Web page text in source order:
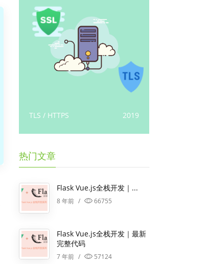
TLS / HTTPS 2019
热门文章
Flask Vue.js全栈开发｜...
8 年前 / 66755
Flask Vue.js全栈开发｜最新
完整代码
7 年前 / 57124